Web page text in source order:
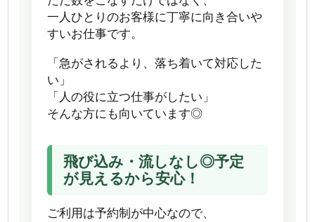
一人ひとりのお客様に丁寧に向き合いや
すいお仕事です。
「急がされるより、落ち着いて対応した
い」
「人の役に立つ仕事がしたい」
そんな方にも向いています◎
飛び込み・流しなし◎予定
が見えるから安心！
ご利用は予約制が中心なので、